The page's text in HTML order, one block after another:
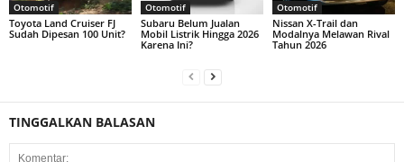
Otomotif
Toyota Land Cruiser FJ
Sudah Dipesan 100 Unit?
Otomotif
Subaru Belum Jualan
Mobil Listrik Hingga 2026
Karena Ini?
Otomotif
Nissan X-Trail dan
Modalnya Melawan Rival
Tahun 2026
TINGGALKAN BALASAN